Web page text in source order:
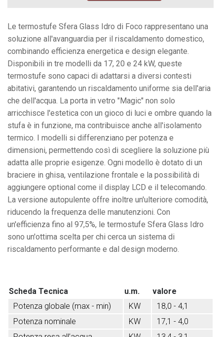
-
420mq
quantità
Le termostufe Sfera Glass Idro di Foco rappresentano una
soluzione all'avanguardia per il riscaldamento domestico,
combinando efficienza energetica e design elegante.
Disponibili in tre modelli da 17, 20 e 24 kW, queste
termostufe sono capaci di adattarsi a diversi contesti
abitativi, garantendo un riscaldamento uniforme sia dell'aria
che dell'acqua. La porta in vetro "Magic" non solo
arricchisce l'estetica con un gioco di luci e ombre quando la
stufa è in funzione, ma contribuisce anche all'isolamento
termico. I modelli si differenziano per potenza e
dimensioni, permettendo così di scegliere la soluzione più
adatta alle proprie esigenze. Ogni modello è dotato di un
braciere in ghisa, ventilazione frontale e la possibilità di
aggiungere optional come il display LCD e il telecomando.
La versione autopulente offre inoltre un'ulteriore comodità,
riducendo la frequenza delle manutenzioni. Con
un'efficienza fino al 97,5%, le termostufe Sfera Glass Idro
sono un'ottima scelta per chi cerca un sistema di
riscaldamento performante e dal design moderno.
Scheda Tecnica u.m.
valore
Potenza globale (max - min)
KW
18,0 - 4,1
Potenza nominale
KW
17,1 - 4,0